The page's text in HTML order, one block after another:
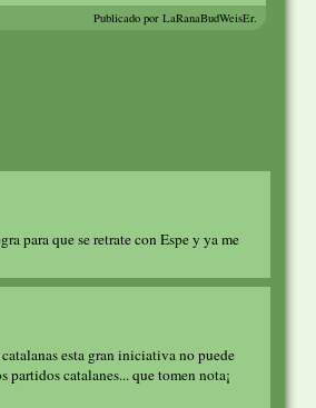
Publicado por LaRanaBudWeisEr.
para que se retrate con Espe y ya me
esta gran iniciativa no puede
partidos catalanes... que tomen nota¡